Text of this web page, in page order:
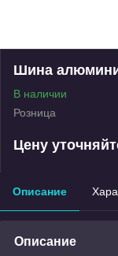
Шина
В наличии
Розница
Цену
Описание
Описание